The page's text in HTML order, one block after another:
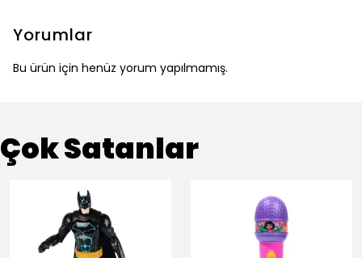
Yorumlar
Bu ürün için henüz yorum yapılmamış.
Çok Satanlar